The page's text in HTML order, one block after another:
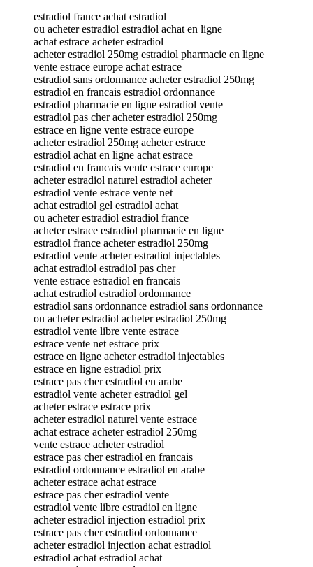
estradiol france achat estradiol
ou acheter estradiol estradiol achat en ligne
achat estrace acheter estradiol
acheter estradiol 250mg estradiol pharmacie en ligne
vente estrace europe achat estrace
estradiol sans ordonnance acheter estradiol 250mg
estradiol en francais estradiol ordonnance
estradiol pharmacie en ligne estradiol vente
estradiol pas cher acheter estradiol 250mg
estrace en ligne vente estrace europe
acheter estradiol 250mg acheter estrace
estradiol achat en ligne achat estrace
estradiol en francais vente estrace europe
acheter estradiol naturel estradiol acheter
estradiol vente estrace vente net
achat estradiol gel estradiol achat
ou acheter estradiol estradiol france
acheter estrace estradiol pharmacie en ligne
estradiol france acheter estradiol 250mg
estradiol vente acheter estradiol injectables
achat estradiol estradiol pas cher
vente estrace estradiol en francais
achat estradiol estradiol ordonnance
estradiol sans ordonnance estradiol sans ordonnance
ou acheter estradiol acheter estradiol 250mg
estradiol vente libre vente estrace
estrace vente net estrace prix
estrace en ligne acheter estradiol injectables
estrace en ligne estradiol prix
estrace pas cher estradiol en arabe
estradiol vente acheter estradiol gel
acheter estrace estrace prix
acheter estradiol naturel vente estrace
achat estrace acheter estradiol 250mg
vente estrace acheter estradiol
estrace pas cher estradiol en francais
estradiol ordonnance estradiol en arabe
acheter estrace achat estrace
estrace pas cher estradiol vente
estradiol vente libre estradiol en ligne
acheter estradiol injection estradiol prix
estrace pas cher estradiol ordonnance
acheter estradiol injection achat estradiol
estradiol achat estradiol achat